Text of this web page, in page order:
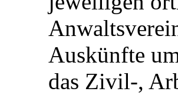
Auskünfte
das Zivil-,